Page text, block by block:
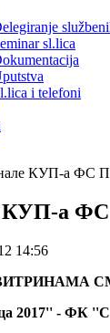
sl.lica
i telefoni
КУП-а ФС
а ФС
14:56
2017'' - ФК